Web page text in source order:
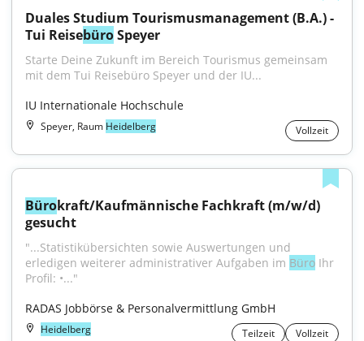
Duales Studium Tourismusmanagement (B.A.) -
Tui Reisebüro Speyer
Starte Deine Zukunft im Bereich Tourismus gemeinsam
mit dem Tui Reisebüro Speyer und der IU...
IU Internationale Hochschule
Speyer, Raum Heidelberg Vollzeit
Bürokraft/Kaufmännische Fachkraft (m/w/d)
gesucht
"...Statistikübersichten sowie Auswertungen und
erledigen weiterer administrativer Aufgaben im Büro Ihr
Profil: •..."
RADAS Jobbörse & Personalvermittlung GmbH
Heidelberg Teilzeit Vollzeit